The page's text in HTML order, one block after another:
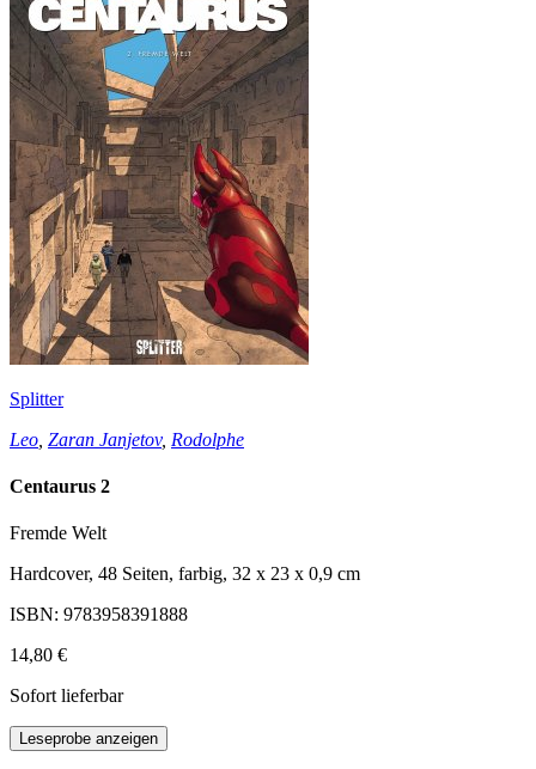
Splitter
Leo Zaran Janjetov, Rodolphe
Centaurus 2
Fremde Welt
Hardcover, 48 Seiten, farbig, 32 x 23 x 0,9 cm
ISBN: 9783958391888
14,80 €
Sofort lieferbar
Leseprobe anzeigen